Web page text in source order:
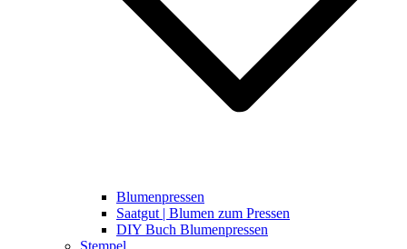
Blumenpressen
Saatgut | Blumen zum Pressen
DIY Buch Blumenpressen
Stempel